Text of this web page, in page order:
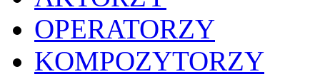
OPERATORZY
KOMPOZYTORZY